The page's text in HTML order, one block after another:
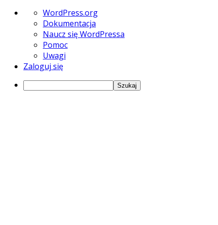
WordPressie
WordPress.org
Dokumentacja
Naucz się WordPressa
Pomoc
Uwagi
Zaloguj się
Szukaj